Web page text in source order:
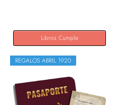
Libros Cumple
REGALOS ABRIL 1920